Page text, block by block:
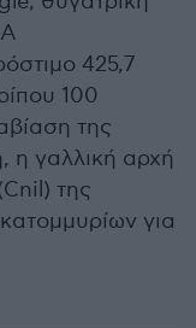
425,7
100
της
η γαλλική αρχή
της
για